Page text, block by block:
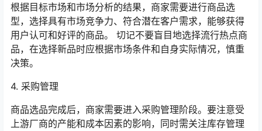
根据目标市场和市场分析的结果，商家需要进行商品选
型，选择具有市场竞争力、符合潜在客户需求，能够获得
用户认可和好评的商品。 切记不要盲目地选择流行热点商
品，在选择新品时应根据市场条件和自身实际情况，慎重
决策。
4. 采购管理
商品选品完成后，商家需要进入采购管理阶段。要注意受
上游厂商的产能和成本因素的影响，同时需关注库存管理